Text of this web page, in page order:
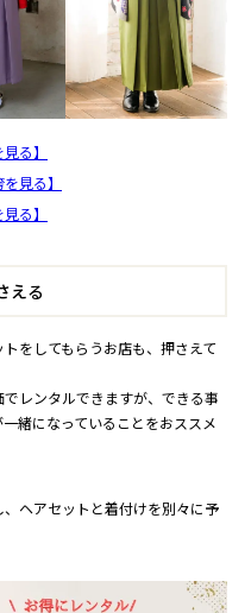
る】
見る】
る】
える
をしてもらうお店も、押さえて
レンタルできますが、できる事
緒になっていることをおススメ
ヘアセットと着付けを別々に予